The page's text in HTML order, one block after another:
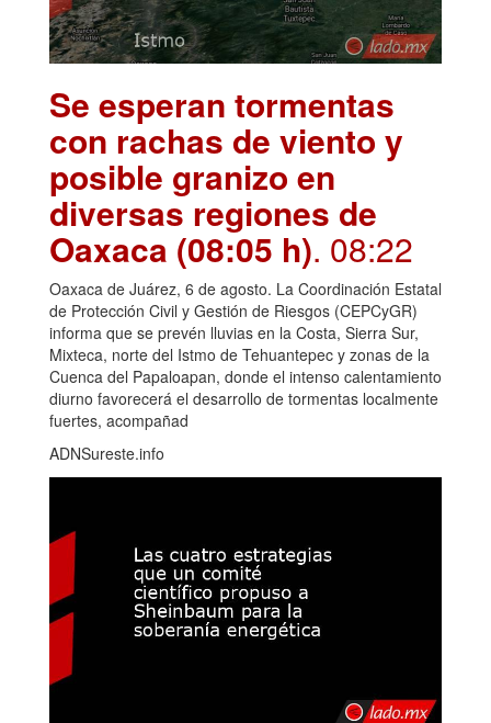
Se esperan tormentas
con rachas de viento y
posible granizo en
diversas regiones de
Oaxaca (08:05 h). 08:22
Oaxaca de Juárez, 6 de agosto. La Coordinación Estatal
de Protección Civil y Gestión de Riesgos (CEPCyGR)
informa que se prevén lluvias en la Costa, Sierra Sur,
Mixteca, norte del Istmo de Tehuantepec y zonas de la
Cuenca del Papaloapan, donde el intenso calentamiento
diurno favorecerá el desarrollo de tormentas localmente
fuertes, acompañad
ADNSureste.info